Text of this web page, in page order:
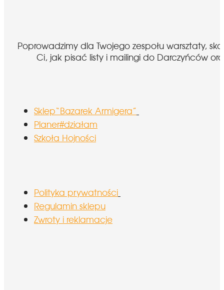
Poprowadzimy dla Twojego zespołu warsztaty,
Ci, jak pisać listy i mailingi do Darczyńców
Sklep“Bazarek Armigera”
Planer#działam
Szkoła Hojności
Polityka prywatności
Regulamin sklepu
Zwroty i reklamacje